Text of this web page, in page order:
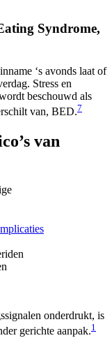
Syndrome,
‘s avonds laat of
Stress en
beschouwd als
van, BED.7
van
onderdrukt, is
gerichte aanpak.1